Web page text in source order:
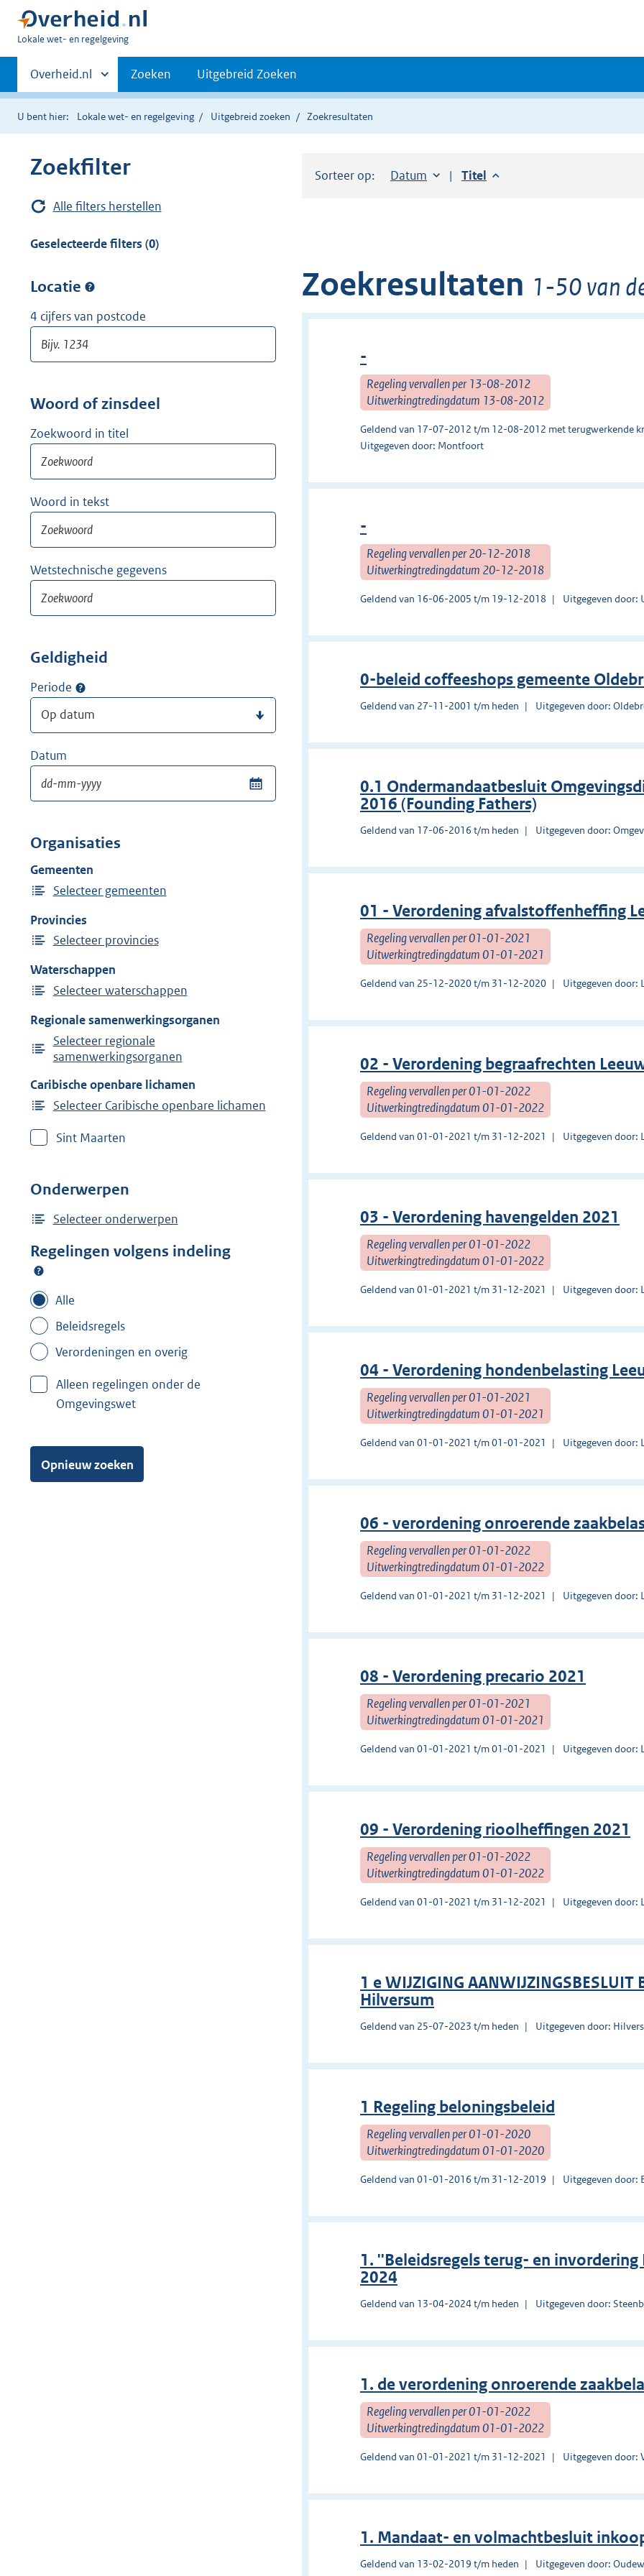
U
hier:
Lokale wet- en regelgeving
Primaire
navigatie
Andere
sites
binnen
Overheid.nl Zoeken Uitgebreid Zoeken
U bent hier: Lokale wet- en regelgeving Uitgebreid zoeken Zoekresultaten
Zoekfilter
Alle filters herstellen
Geselecteerde filters (0)
Locatie
4 cijfers van postcode
Woord of zinsdeel
Zoekwoord in titel
Woord in tekst
Wetstechnische gegevens
Geldigheid
Periode
Datum
Organisaties
Gemeenten
Selecteer gemeenten
Provincies
Selecteer provincies
Waterschappen
Selecteer waterschappen
Regionale samenwerkingsorganen
Selecteer regionale
samenwerkingsorganen
Caribische openbare lichamen
Selecteer Caribische openbare lichamen
Sint Maarten
Onderwerpen
Selecteer onderwerpen
Regelingen volgens indeling
Alle
Beleidsregels
Verordeningen en overig
Alleen regelingen onder de
Omgevingswet
Opnieuw zoeken
Sorteer op: Sorteer op:
Datum aflopendSorteer op:
Titel aflopend
Zoekresultaten 1-50 van
-
Regeling vervallen per 13-08-2012
Uitwerkingtredingdatum 13-08-2012
Geldend van 17-07-2012 t/m 12-08-2012 met terugwerkende
Uitgegeven door: Montfoort
-
Regeling vervallen per 20-12-2018
Uitwerkingtredingdatum 20-12-2018
Geldend van 16-06-2005 t/m 19-12-2018 Uitgegeven door:
0-beleid coffeeshops gemeente
Geldend van 27-11-2001 t/m heden Uitgegeven door:
0.1 Ondermandaatbesluit
2016 (Founding Fathers)
Geldend van 17-06-2016 t/m heden Uitgegeven door:
01 - Verordening afvalstoffenheffing
Regeling vervallen per 01-01-2021
Uitwerkingtredingdatum 01-01-2021
Geldend van 25-12-2020 t/m 31-12-2020 Uitgegeven door:
02 - Verordening begraafrechten
Regeling vervallen per 01-01-2022
Uitwerkingtredingdatum 01-01-2022
Geldend van 01-01-2021 t/m 31-12-2021 Uitgegeven door:
03 - Verordening havengelden 2021
Regeling vervallen per 01-01-2022
Uitwerkingtredingdatum 01-01-2022
Geldend van 01-01-2021 t/m 31-12-2021 Uitgegeven door:
04 - Verordening hondenbelasting
Regeling vervallen per 01-01-2021
Uitwerkingtredingdatum 01-01-2021
Geldend van 01-01-2021 t/m 01-01-2021 Uitgegeven door:
06 - verordening onroerende
Regeling vervallen per 01-01-2022
Uitwerkingtredingdatum 01-01-2022
Geldend van 01-01-2021 t/m 31-12-2021 Uitgegeven door:
08 - Verordening precario 2021
Regeling vervallen per 01-01-2021
Uitwerkingtredingdatum 01-01-2021
Geldend van 01-01-2021 t/m 01-01-2021 Uitgegeven door:
09 - Verordening rioolheffingen 2021
Regeling vervallen per 01-01-2022
Uitwerkingtredingdatum 01-01-2022
Geldend van 01-01-2021 t/m 31-12-2021 Uitgegeven door:
1 e WIJZIGING AANWIJZINGSBESLUIT
Hilversum
Geldend van 25-07-2023 t/m heden Uitgegeven door:
1 Regeling beloningsbeleid
Regeling vervallen per 01-01-2020
Uitwerkingtredingdatum 01-01-2020
Geldend van 01-01-2016 t/m 31-12-2019 Uitgegeven door:
1. ''Beleidsregels terug- en
2024
Geldend van 13-04-2024 t/m heden Uitgegeven door:
1. de verordening onroerende
Regeling vervallen per 01-01-2022
Uitwerkingtredingdatum 01-01-2022
Geldend van 01-01-2021 t/m 31-12-2021 Uitgegeven door:
1. Mandaat- en volmachtbesluit
Geldend van 13-02-2019 t/m heden Uitgegeven door: